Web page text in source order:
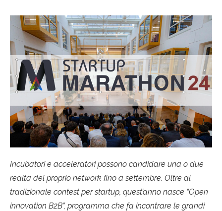
Incubatori e acceleratori possono candidare una o due
realtà del proprio network fino a settembre. Oltre al
tradizionale contest per startup, quest’anno nasce “Open
innovation B2B”, programma che fa incontrare le grandi